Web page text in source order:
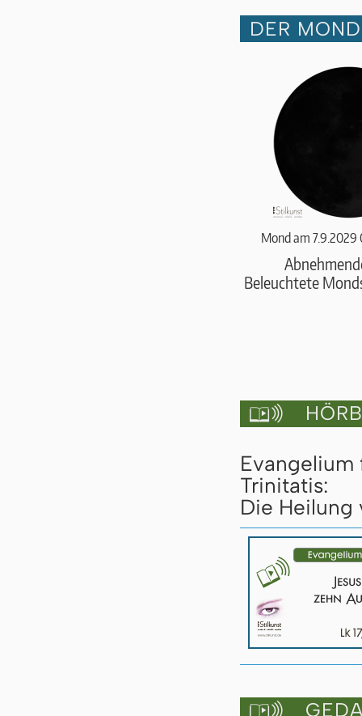
DER
Mond am 7.9.2029
Beleuchtete

Evangelium
Trinitatis:
Die Heilung
